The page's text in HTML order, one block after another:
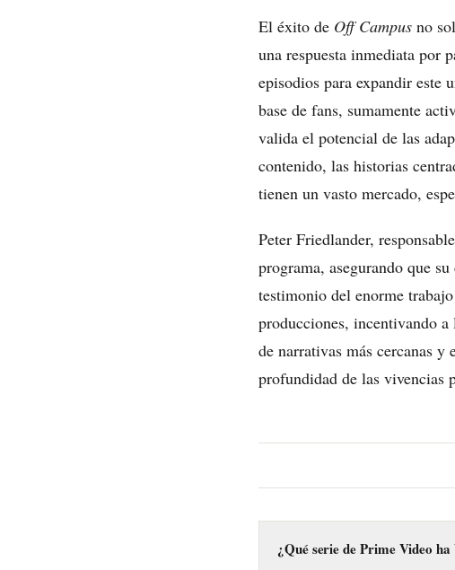
El éxito de Off Campus no
una respuesta inmediata por
episodios para expandir este
base de fans, sumamente
valida el potencial de las
contenido, las historias
tienen un vasto mercado,
Peter Friedlander,
programa, asegurando que
testimonio del enorme
producciones, incentivando a
de narrativas más cercanas
profundidad de las vivencias
¿Qué serie de Prime Video